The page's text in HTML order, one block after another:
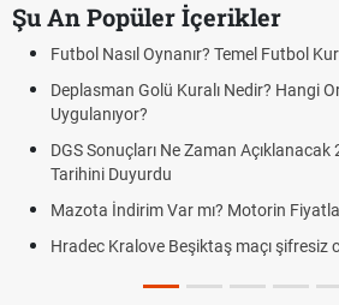
Şu An Popüler İçerikler
Nasıl Oynanır? Temel Futbol Kuralları
Golü Kuralı Nedir? Hangi
Sonuçları Ne Zaman Açıklanacak 2026?
Duyurdu
İndirim Var mı? Motorin Fiyatlarında
Kralove Beşiktaş maçı şifresiz canlı